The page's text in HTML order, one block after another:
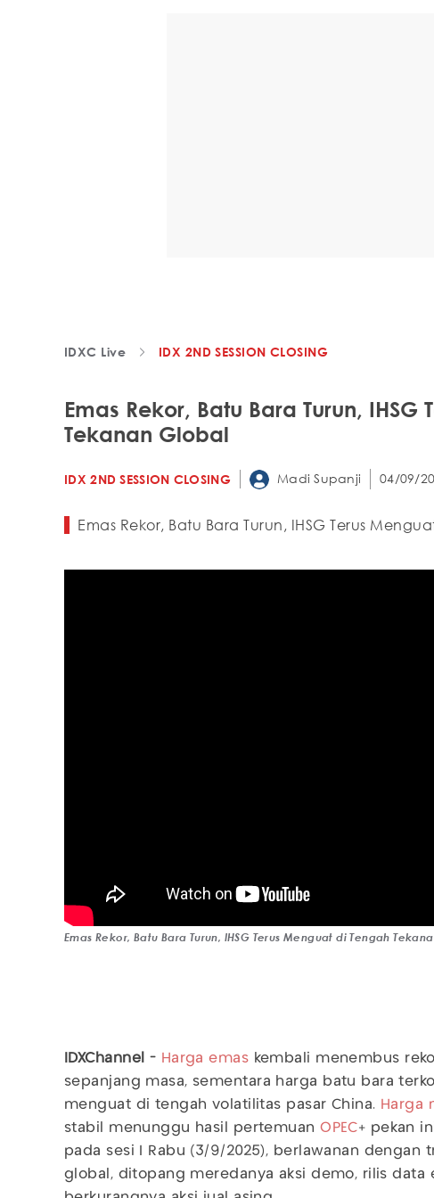
IDXC Live IDX 2ND SESSION CLOSING
Emas Rekor, Batu Bara Turun,
Tekanan Global
IDX 2ND SESSION CLOSING Madi Supanji 04/09/
Emas Rekor, Batu Bara Turun, IHSG Terus
Emas Rekor, Batu Bara Turun, IHSG Terus Menguat di Tengah
IDXChannel - Harga emas kembali menembus
sepanjang masa, sementara harga batu bara
menguat di tengah volatilitas pasar China. Harga
stabil menunggu hasil pertemuanOPEC+ pekan
pada sesi I Rabu (3/9/2025), berlawanan dengan
global, ditopang meredanya aksi demo, rilis data